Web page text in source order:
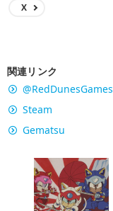
X
関連リンク
@RedDunesGames
Steam
Gematsu